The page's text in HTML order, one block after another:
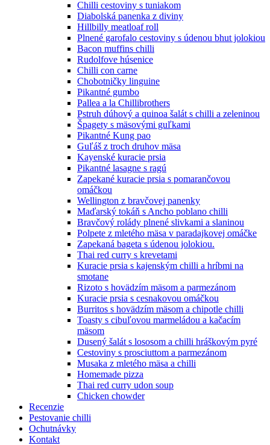
Chilli cestoviny s tuniakom
Diabolská panenka z diviny
Hillbilly meatloaf roll
Plnené garofalo cestoviny s údenou bhut jolokiou
Bacon muffins chilli
Rudolfove húsenice
Chilli con carne
Chobotničky linguine
Pikantné gumbo
Pallea a la Chillibrothers
Pstruh dúhový a quinoa šalát s chilli a zeleninou
Špagety s mäsovými guľkami
Pikantné Kung pao
Guľáš z troch druhov mäsa
Kayenské kuracie prsia
Pikantné lasagne s ragú
Zapekané kuracie prsia s pomarančovou
omáčkou
Wellington z bravčovej panenky
Maďarský tokáň s Ancho poblano chilli
Bravčový rolády plnené slivkami a slaninou
Polpete z mletého mäsa v paradajkovej omáčke
Zapekaná bageta s údenou jolokiou.
Thai red curry s krevetami
Kuracie prsia s kajenským chilli a hríbmi na
smotane
Rizoto s hovädzím mäsom a parmezánom
Kuracie prsia s cesnakovou omáčkou
Burritos s hovädzím mäsom a chipotle chilli
Toasty s cibuľovou marmeládou a kačacím
mäsom
Dusený šalát s lososom a chilli hráškovým pyré
Cestoviny s prosciuttom a parmezánom
Musaka z mletého mäsa a chilli
Homemade pizza
Thai red curry udon soup
Chicken chowder
Recenzie
Pestovanie chilli
Ochutnávky
Kontakt